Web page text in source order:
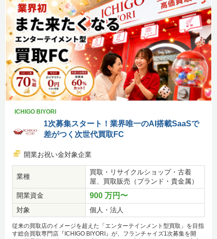
ICHIGO BIYORI
1次募集スタート！業界唯一のAI搭載SaaSで
差がつく次世代買取FC
開業お祝い金対象企業
業種
買取・リサイクルショップ・古着
屋、買取販売（ブランド・貴金属）
開業資金
900 万円〜
対象 個人・法人
従来の買取店のイメージを超えた「エンターテインメント型買取」を目指
す総合買取専門店『ICHIGO BIYORI』が、フランチャイズ1次募集を開